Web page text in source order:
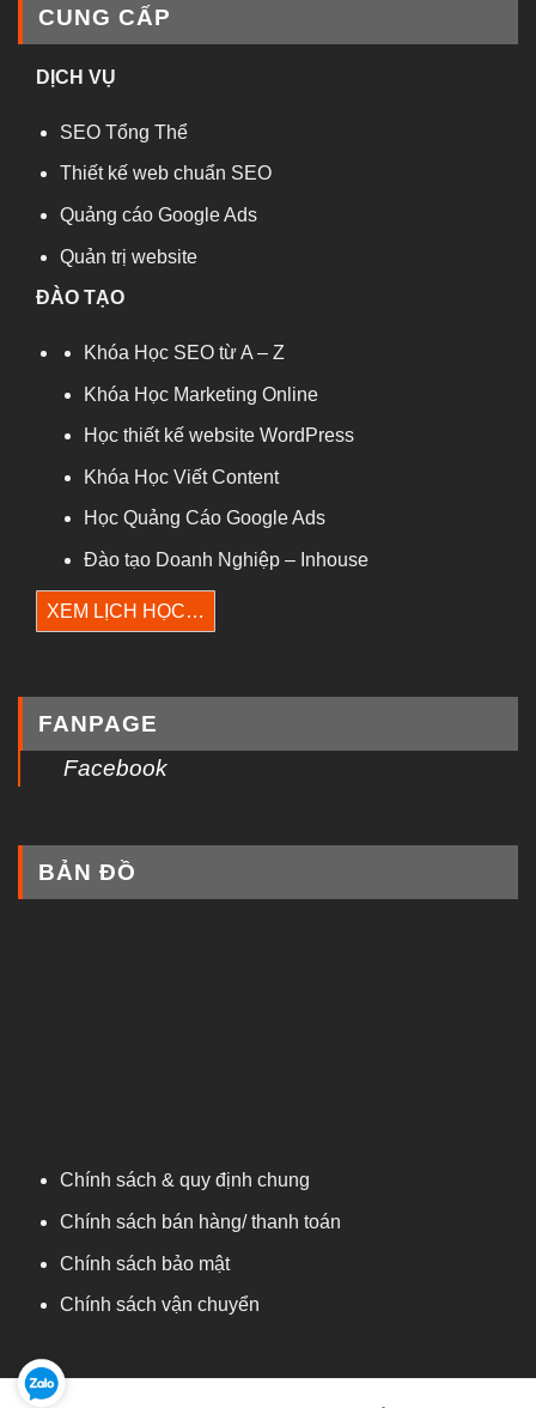
CUNG CẤP
DỊCH VỤ
SEO Tổng Thể
Thiết kế web chuẩn SEO
Quảng cáo Google Ads
Quản trị website
ĐÀO TẠO
Khóa Học SEO từ A – Z
Khóa Học Marketing Online
Học thiết kế website WordPress
Khóa Học Viết Content
Học Quảng Cáo Google Ads
Đào tạo Doanh Nghiệp – Inhouse
XEM LỊCH HỌC…
FANPAGE
Facebook
BẢN ĐỒ
Chính sách & quy định chung
Chính sách bán hàng/ thanh toán
Chính sách bảo mật
Chính sách vận chuyển